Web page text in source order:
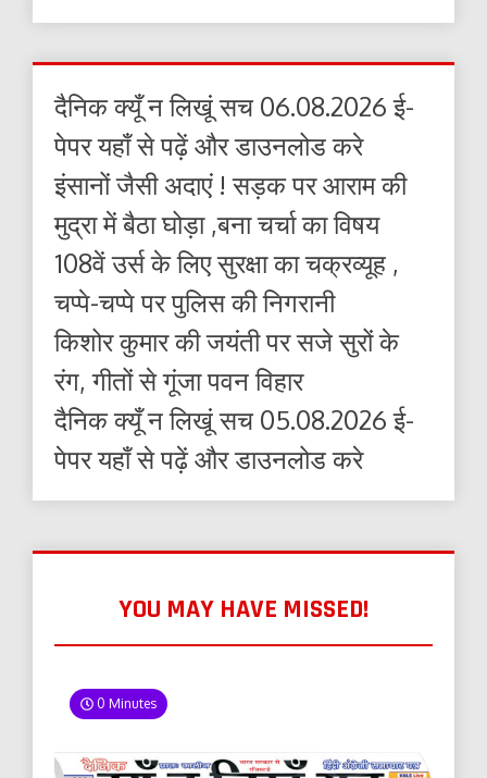
दैनिक क्यूँ न लिखूं सच 06.08.2026 ई-
पेपर यहाँ से पढ़ें और डाउनलोड करे
इंसानों जैसी अदाएं ! सड़क पर आराम की
मुद्रा में बैठा घोड़ा ,बना चर्चा का विषय
108वें उर्स के लिए सुरक्षा का चक्रव्यूह ,
चप्पे-चप्पे पर पुलिस की निगरानी
किशोर कुमार की जयंती पर सजे सुरों के
रंग, गीतों से गूंजा पवन विहार
दैनिक क्यूँ न लिखूं सच 05.08.2026 ई-
पेपर यहाँ से पढ़ें और डाउनलोड करे
YOU MAY HAVE MISSED!
0 Minutes